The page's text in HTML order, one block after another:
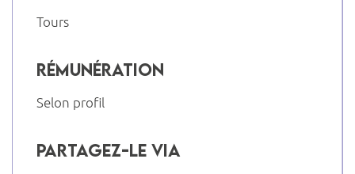
Tours
Rémunération
Selon profil
Partagez-le via